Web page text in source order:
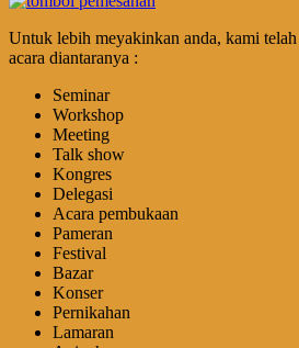
Untuk lebih meyakinkan anda, kami
acara diantaranya :
Seminar
Workshop
Meeting
Talk show
Kongres
Delegasi
Acara pembukaan
Pameran
Festival
Bazar
Konser
Pernikahan
Lamaran